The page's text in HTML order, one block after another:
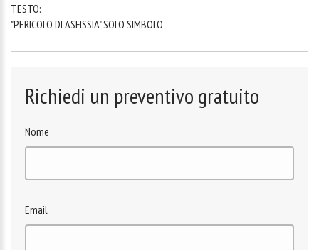
TESTO:
"PERICOLO DI ASFISSIA" SOLO SIMBOLO
Richiedi un preventivo gratuito
Nome
Email